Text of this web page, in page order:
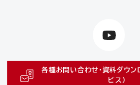
各種お問い合わせ・資料ダウン
ビス）